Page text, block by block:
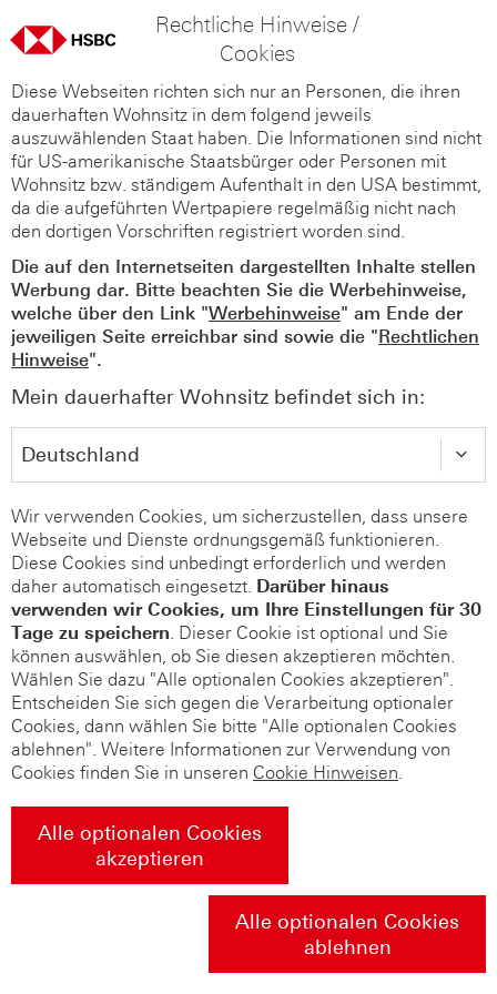
Rechtliche Hinweise /
Cookies
Diese Webseiten richten sich nur an Personen, die ihren
dauerhaften Wohnsitz in dem folgend jeweils
auszuwählenden Staat haben. Die Informationen sind nicht
für US-amerikanische Staatsbürger oder Personen mit
Wohnsitz bzw. ständigem Aufenthalt in den USA bestimmt,
da die aufgeführten Wertpapiere regelmäßig nicht nach
den dortigen Vorschriften registriert worden sind.
Die auf den Internetseiten dargestellten Inhalte stellen
Werbung dar. Bitte beachten Sie die Werbehinweise,
welche über den Link "Werbehinweise" am Ende der
jeweiligen Seite erreichbar sind sowie die "Rechtlichen
Hinweise".
Mein dauerhafter Wohnsitz befindet sich in:
Wir verwenden Cookies, um sicherzustellen, dass unsere
Webseite und Dienste ordnungsgemäß funktionieren.
Diese Cookies sind unbedingt erforderlich und werden
daher automatisch eingesetzt. Darüber hinaus
verwenden wir Cookies, um Ihre Einstellungen für 30
Tage zu speichern. Dieser Cookie ist optional und Sie
können auswählen, ob Sie diesen akzeptieren möchten.
Wählen Sie dazu "Alle optionalen Cookies akzeptieren".
Entscheiden Sie sich gegen die Verarbeitung optionaler
Cookies, dann wählen Sie bitte "Alle optionalen Cookies
ablehnen". Weitere Informationen zur Verwendung von
Cookies finden Sie in unseren Cookie Hinweisen.
Alle optionalen Cookies
akzeptieren
Alle optionalen Cookies
ablehnen